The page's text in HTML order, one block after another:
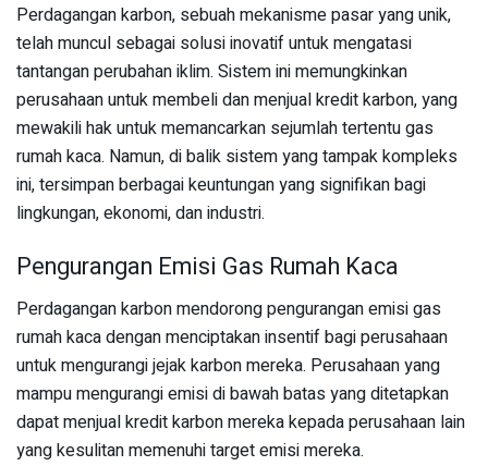
Perdagangan karbon, sebuah mekanisme pasar yang unik,
telah muncul sebagai solusi inovatif untuk mengatasi
tantangan perubahan iklim. Sistem ini memungkinkan
perusahaan untuk membeli dan menjual kredit karbon, yang
mewakili hak untuk memancarkan sejumlah tertentu gas
rumah kaca. Namun, di balik sistem yang tampak kompleks
ini, tersimpan berbagai keuntungan yang signifikan bagi
lingkungan, ekonomi, dan industri.
Pengurangan Emisi Gas Rumah Kaca
Perdagangan karbon mendorong pengurangan emisi gas
rumah kaca dengan menciptakan insentif bagi perusahaan
untuk mengurangi jejak karbon mereka. Perusahaan yang
mampu mengurangi emisi di bawah batas yang ditetapkan
dapat menjual kredit karbon mereka kepada perusahaan lain
yang kesulitan memenuhi target emisi mereka.